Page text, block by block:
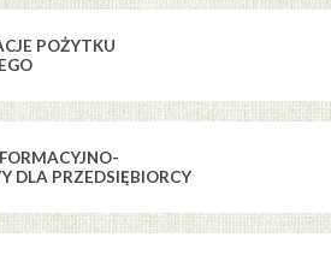
POŻYTKU
DLA PRZEDSIĘBIORCY